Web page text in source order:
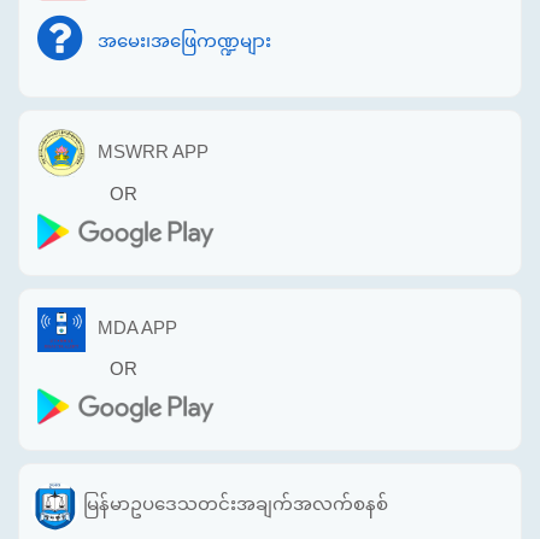
အမေး၊အဖြေကဏ္ဍများ
MSWRR APP
OR
MDA APP
OR
မြန်မာဥပဒေသတင်းအချက်အလက်စနစ်